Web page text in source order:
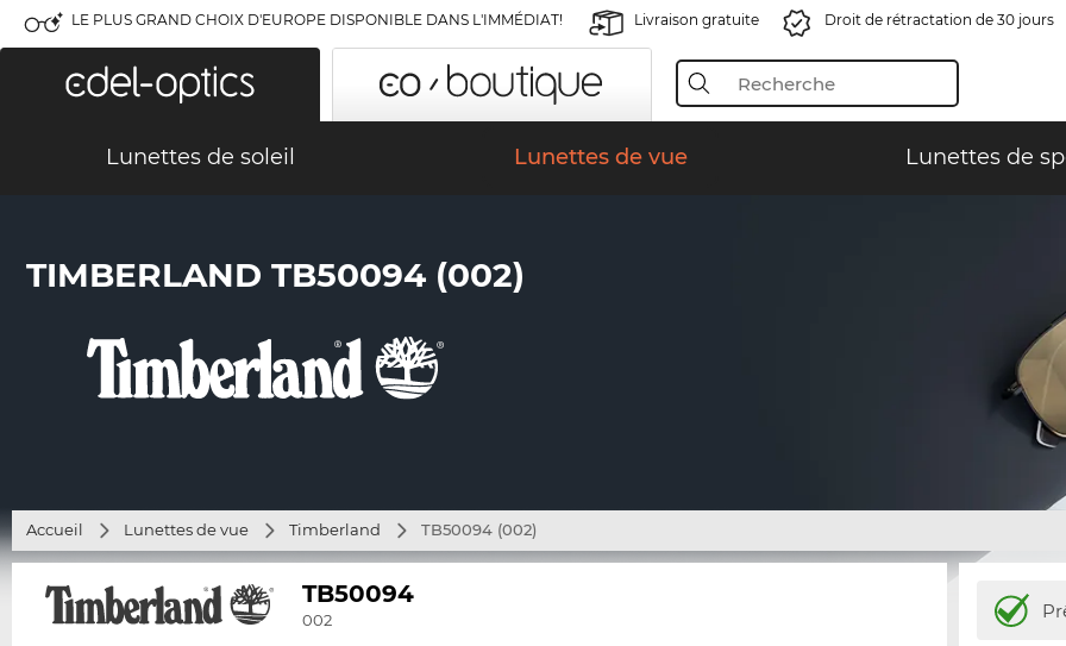
LE PLUS GRAND CHOIX D'EUROPE DISPONIBLE DANS L'IMMÉDIAT! Livraison gratuite Droit de rétractation de 30 jours
Lunettes de soleil Lunettes de vue Lunettes de
TIMBERLAND TB50094 (002)
Accueil Lunettes de vue Timberland TB50094 (002)
TB50094
002